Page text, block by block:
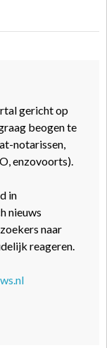
gericht op
beogen te
notarissen,
enzovoorts).
in
nieuws
naar
reageren.